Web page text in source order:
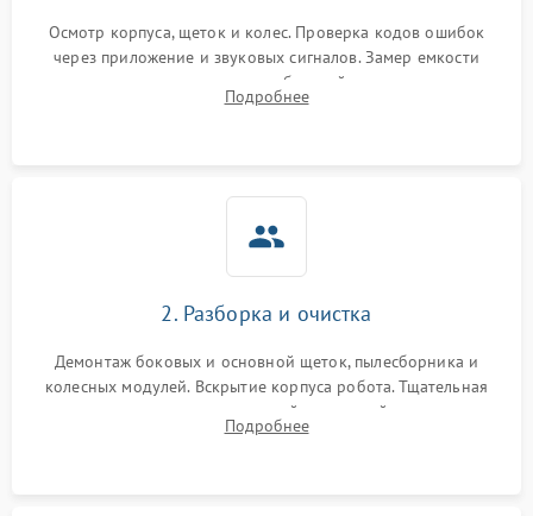
Осмотр корпуса, щеток и колес. Проверка кодов ошибок
через приложение и звуковых сигналов. Замер емкости
аккумулятора и тестирование базовой станции зарядки.
Оценка работы лидара, бампера и датчиков падения для
Подробнее
2. Разборка и очистка
Демонтаж боковых и основной щеток, пылесборника и
колесных модулей. Вскрытие корпуса робота. Тщательная
очистка внутренних полостей, шестерней и плат от
скопившейся пыли, волос и шерсти животных с
Подробнее